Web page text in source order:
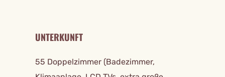
UNTERKUNFT
55 Doppelzimmer (Badezimmer,